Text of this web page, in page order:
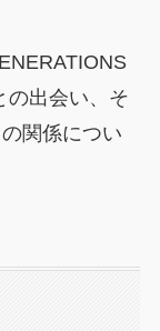
の出会い、そ
関係につい